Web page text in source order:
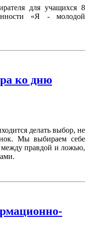
для учащихся 8
«Я - молодой
ко дню
делать выбор, не
Мы выбираем себе
между правдой и ложью,